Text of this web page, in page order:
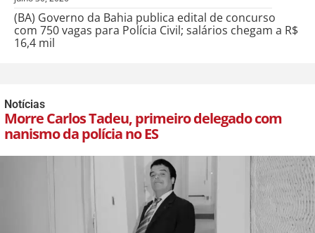
(BA) Governo da Bahia publica edital de concurso
com 750 vagas para Polícia Civil; salários chegam a R$
16,4 mil
Notícias
Morre Carlos Tadeu, primeiro delegado com
nanismo da polícia no ES